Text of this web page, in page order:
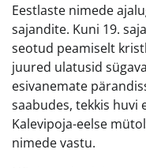
Eestlaste nimede
sajandite. Kuni 19.
seotud peamiselt
juured ulatusid
esivanemate
saabudes, tekkis huvi
Kalevipoja-eelse
nimede vastu.